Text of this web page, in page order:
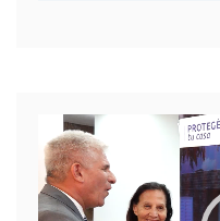
Reproductor
de
video